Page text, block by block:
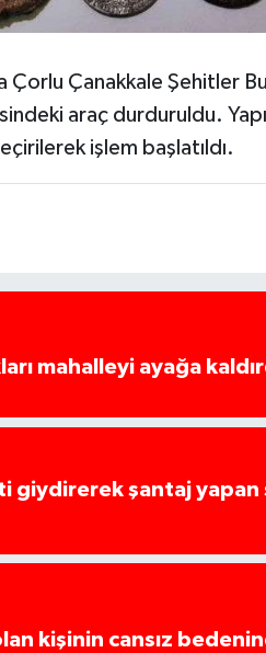
Çorlu Çanakkale Şehitler
araç durduruldu.
işlem başlatıldı.
mahalleyi ayağa
giydirerek şantaj yapan
kişinin cansız